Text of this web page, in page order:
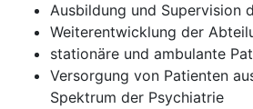
Ausbildung und Supervision
Weiterentwicklung der
stationäre und ambulante
Versorgung von Patienten
Spektrum der Psychiatrie